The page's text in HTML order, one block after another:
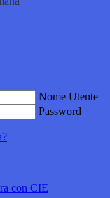
Nome Utente
Password
con CIE